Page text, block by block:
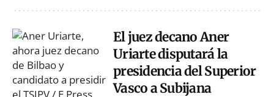
El juez decano Aner
Uriarte disputará la
presidencia del Superior
Vasco a Subijana